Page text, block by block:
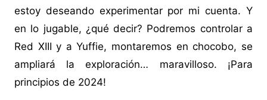
estoy deseando experimentar por mi cuenta. Y
en lo jugable, ¿qué decir? Podremos controlar a
Red XIII y a Yuffie, montaremos en chocobo, se
ampliará la exploración… maravilloso. ¡Para
principios de 2024!